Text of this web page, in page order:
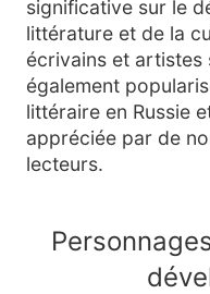
significative sur le
littérature et de la
écrivains et artistes
également
littéraire en Russie
appréciée par de
lecteurs.